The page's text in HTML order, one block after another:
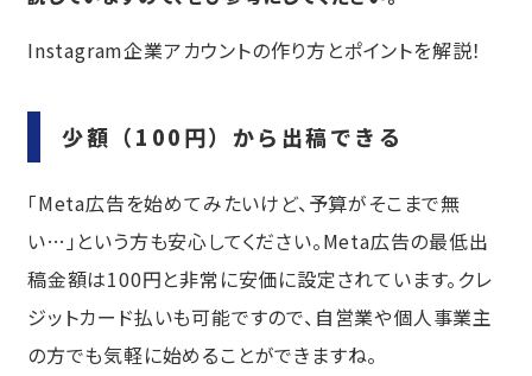
Instagram企業アカウントの作り方とポイントを解説！
少額（100円）から出稿できる
「Meta広告を始めてみたいけど、予算がそこまで無
い…」という方も安心してください。Meta広告の最低出
稿金額は100円と非常に安価に設定されています。クレ
ジットカード払いも可能ですので、自営業や個人事業主
の方でも気軽に始めることができますね。